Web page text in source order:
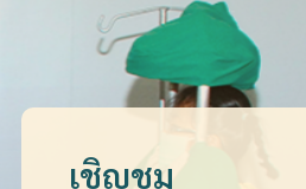
เชิญชม